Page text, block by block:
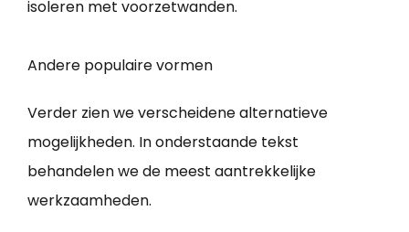
isoleren met voorzetwanden.
Andere populaire vormen
Verder zien we verscheidene alternatieve
mogelijkheden. In onderstaande tekst
behandelen we de meest aantrekkelijke
werkzaamheden.